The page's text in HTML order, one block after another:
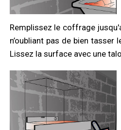
Remplissez le coffrage
n’oubliant pas de bien tasser
Lissez la surface avec une